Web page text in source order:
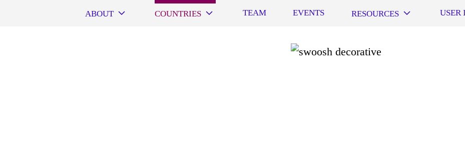
ABOUT COUNTRIES TEAM EVENTS RESOURCES USER